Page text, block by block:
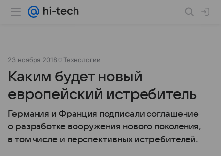
23 ноября 2018 Технологии
Каким будет новый
европейский истребитель
Германия и Франция подписали соглашение
о разработке вооружения нового поколения,
в том числе и перспективных истребителей.